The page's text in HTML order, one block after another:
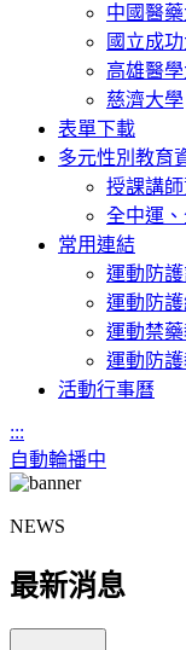
中國醫
國立成
高雄醫
慈濟大學
表單下載
多元性別教育
授課講
全中運
常用連結
運動防
運動防
運動禁
運動防
活動行事曆
:::
自動輪播中
NEWS
最新消息